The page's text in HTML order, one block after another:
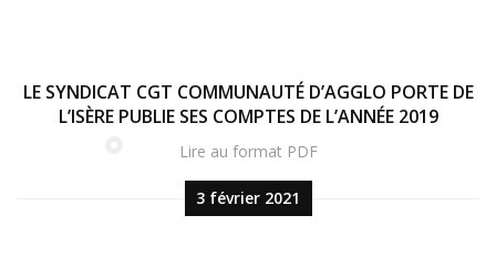
3 février 2021
LE SYNDICAT CGT COMMUNAUTÉ D’AGGLO PORTE DE
L’ISÈRE PUBLIE SES COMPTES DE L’ANNÉE 2019
Lire au format PDF